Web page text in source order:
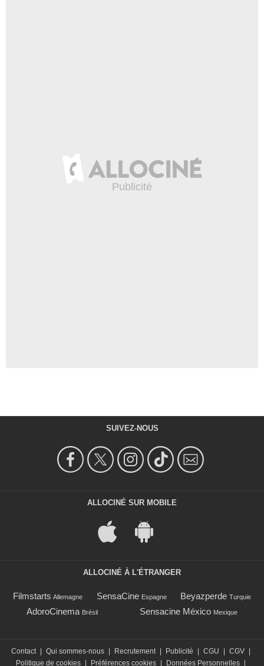
SUIVEZ-NOUS
ALLOCINÉ SUR MOBILE
ALLOCINÉ À L'ÉTRANGER
Filmstarts Allemagne SensaCine Espagne Beyazperde Turquie
AdoroCinema Brésil Sensacine México Mexique
Contact | Qui sommes-nous | Recrutement | Publicité | CGU | CGV |
Politique de cookies | Préférences cookies | Données Personnelles |